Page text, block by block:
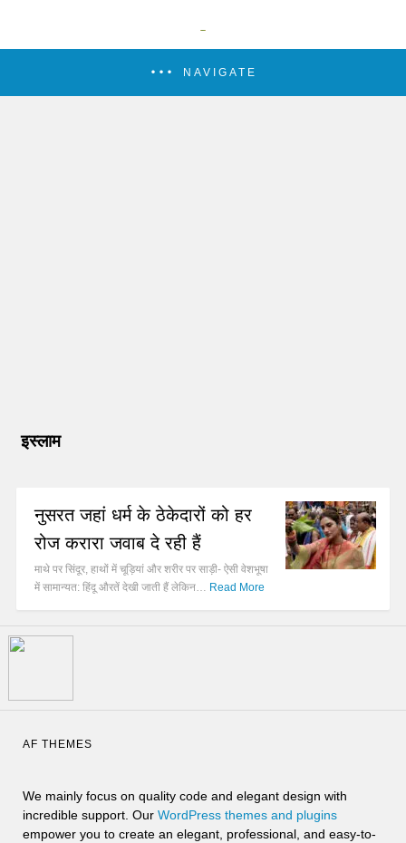
NAVIGATE
इस्लाम
नुसरत जहां धर्म के ठेकेदारों को हर
रोज करारा जवाब दे रही हैं
माथे पर सिंदूर, हाथों में चूड़ियां और शरीर पर साड़ी- ऐसी वेशभूषा
में सामान्यत: हिंदू औरतें देखी जाती हैं लेकिन… Read More
AF THEMES
We mainly focus on quality code and elegant design with
incredible support. Our WordPress themes and plugins
empower you to create an elegant, professional, and easy-to-